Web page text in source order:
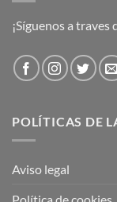
¡Síguenos a
POLÍTICAS DE
Aviso legal